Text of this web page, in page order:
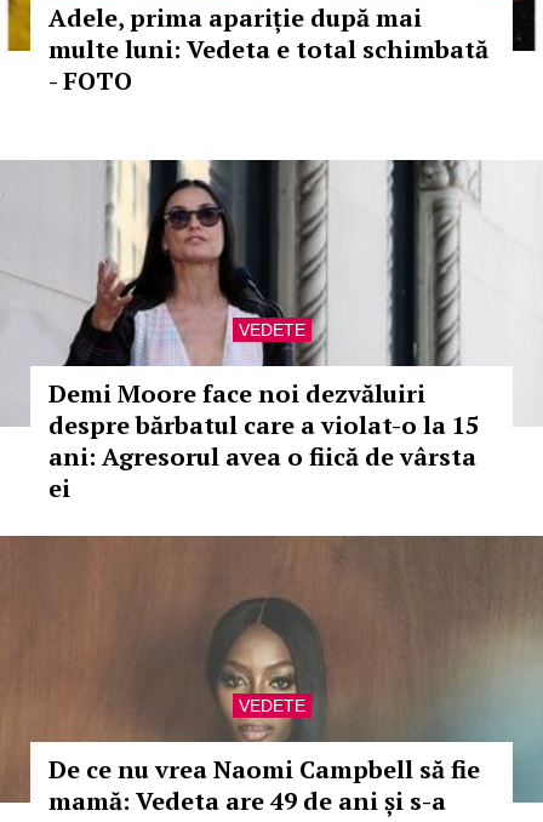
Adele, prima apariție după mai
multe luni: Vedeta e total schimbată
- FOTO
VEDETE
Demi Moore face noi dezvăluiri
despre bărbatul care a violat-o la 15
ani: Agresorul avea o fiică de vârsta
ei
VEDETE
De ce nu vrea Naomi Campbell să fie
mamă: Vedeta are 49 de ani și s-a